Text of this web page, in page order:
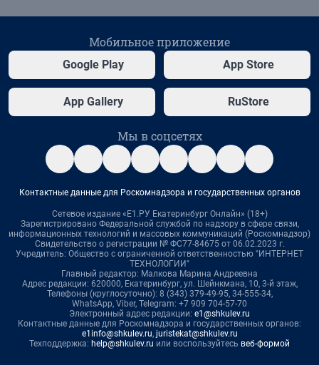
Мобильное приложение
Google Play App Store
App Gallery RuStore
Мы в соцсетях
Контактные данные для Роскомнадзора и государственных органов
Сетевое издание «Е1.РУ Екатеринбург Онлайн» (18+)
Зарегистрировано Федеральной службой по надзору в сфере связи,
информационных технологий и массовых коммуникаций (Роскомнадзор)
Свидетельство о регистрации № ФС77-84675 от 06.02.2023 г.
Учредитель: Общество с ограниченной ответственностью "ИНТЕРНЕТ
ТЕХНОЛОГИИ"
Главный редактор: Малкова Марина Андреевна
Адрес редакции: 620000, Екатеринбург, ул. Шейнкмана, 10, 3-й этаж,
Телефоны (круглосуточно): 8 (343) 379-49-95, 34-555-34,
WhatsApp, Viber, Telegram: +7 909 704-57-70
Электронный адрес редакции: e1@shkulev.ru
Контактные данные для Роскомнадзора и государственных органов:
e1info@shkulev.ru, juristekat@shkulev.ru
Техподдержка: help@shkulev.ru или воспользуйтесь веб-формой